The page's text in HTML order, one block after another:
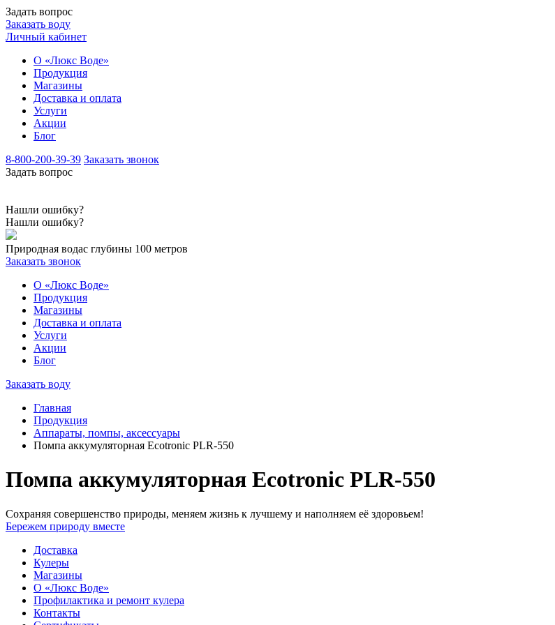
Задать вопрос
Заказать воду
Личный кабинет
О «Люкс Воде»
Продукция
Магазины
Доставка и оплата
Услуги
Акции
Блог
8-800-200-39-39 Заказать звонок
Задать вопрос
Нашли ошибку?
Нашли ошибку?
Природная водас глубины 100 метров
Заказать звонок
О «Люкс Воде»
Продукция
Магазины
Доставка и оплата
Услуги
Акции
Блог
Заказать воду
Главная
Продукция
Аппараты, помпы, аксессуары
Помпа аккумуляторная Ecotronic PLR-550
Помпа аккумуляторная Ecotronic PLR-550
Сохраняя совершенство природы, меняем жизнь к лучшему и наполняем её здоровьем!
Бережем природу вместе
Доставка
Кулеры
Магазины
О «Люкс Воде»
Профилактика и ремонт кулера
Контакты